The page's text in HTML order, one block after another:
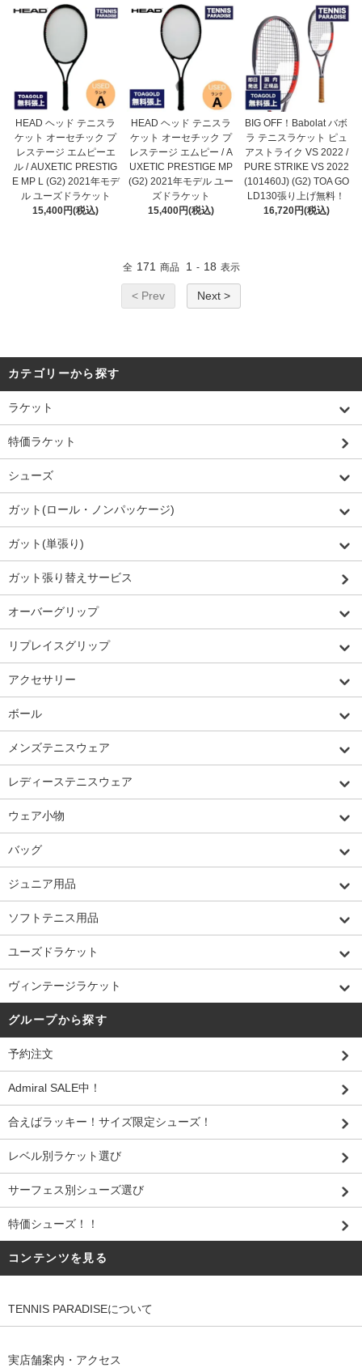
HEAD ヘッド テニスラ
ケット オーセチック プ
レステージ エムピーエ
ル / AUXETIC PRESTIG
E MP L (G2) 2021年モデ
ル ユーズドラケット
15,400円(税込)
HEAD ヘッド テニスラ
ケット オーセチック プ
レステージ エムピー / A
UXETIC PRESTIGE MP
(G2) 2021年モデル ユー
ズドラケット
15,400円(税込)
BIG OFF！Babolat バボ
ラ テニスラケット ピュ
アストライク VS 2022 /
PURE STRIKE VS 2022
(101460J) (G2) TOA GO
LD130張り上げ無料！
16,720円(税込)
全 171 商品 1 - 18 表示
< Prev Next >
カテゴリーから探す
ラケット
特価ラケット
シューズ
ガット(ロール・ノンパッケージ)
ガット(単張り)
ガット張り替えサービス
オーバーグリップ
リプレイスグリップ
アクセサリー
ボール
メンズテニスウェア
レディーステニスウェア
ウェア小物
バッグ
ジュニア用品
ソフトテニス用品
ユーズドラケット
ヴィンテージラケット
グループから探す
予約注文
Admiral SALE中！
合えばラッキー！サイズ限定シューズ！
レベル別ラケット選び
サーフェス別シューズ選び
特価シューズ！！
コンテンツを見る
TENNIS PARADISEについて
実店舗案内・アクセス